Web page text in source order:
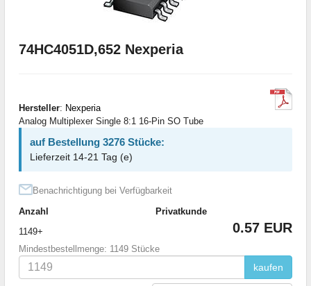
74HC4051D,652 Nexperia
Hersteller: Nexperia
Analog Multiplexer Single 8:1 16-Pin SO Tube
auf Bestellung 3276 Stücke:
Lieferzeit 14-21 Tag (e)
Benachrichtigung bei Verfügbarkeit
Anzahl
Privatkunde
1149+
0.57 EUR
Mindestbestellmenge: 1149 Stücke
kaufen